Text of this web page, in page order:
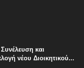
και
νέου Διοικητικού...